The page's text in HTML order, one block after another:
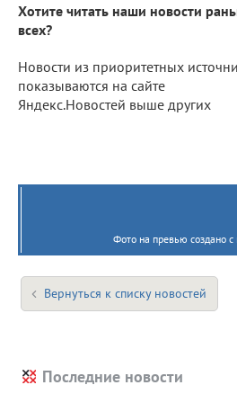
Хотите читать наши новости
всех?
Новости из приоритетных
показываются на сайте
Яндекс.Новостей выше других
Фото на превью создано
Вернуться к списку новостей
Последние новости